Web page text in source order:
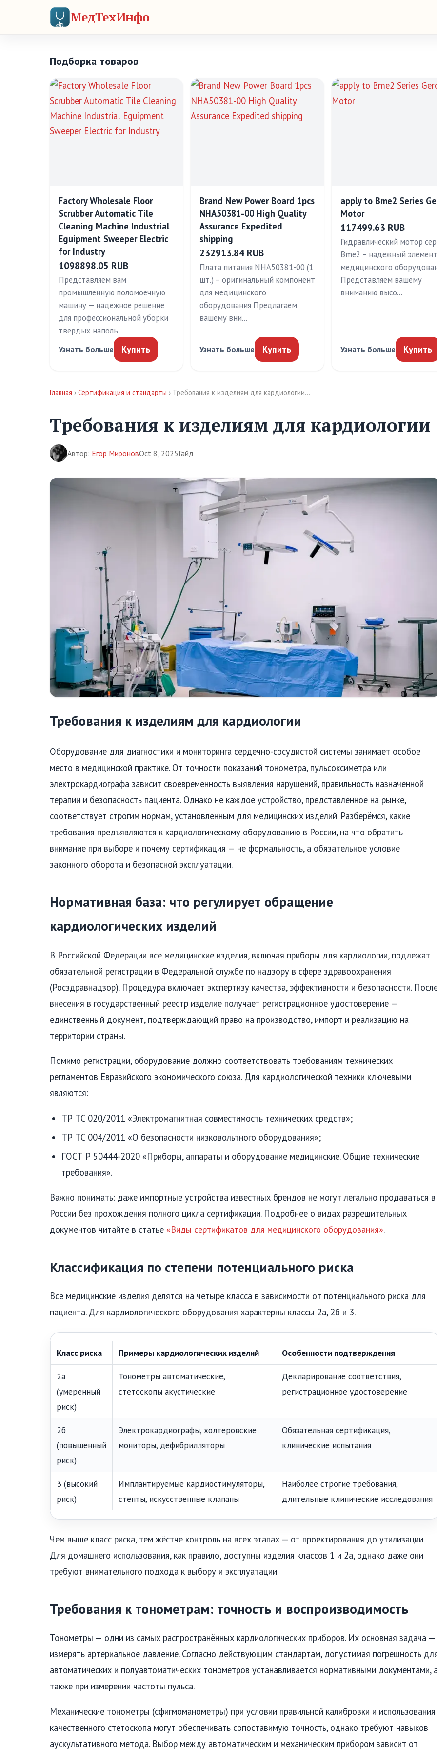
МедТехИнфо
Подборка товаров
Factory Wholesale Floor
Scrubber Automatic Tile
Cleaning Machine Industrial
Eguipment Sweeper Electric
for Industry
1098898.05 RUB
Представляем вам
промышленную поломоечную
машину — надежное решение
для профессиональной уборки
твердых наполь…
Узнать больше Купить
Brand New Power Board 1pcs
NHA50381-00 High Quality
Assurance Expedited
shipping
232913.84 RUB
Плата питания NHA50381-00 (1
шт.) – оригинальный компонент
для медицинского
оборудования Предлагаем
вашему вни…
Узнать больше Купить
apply to Bme2 Series
Motor
117499.63 RUB
Гидравлический мотор
Bme2 – надежный элемент
медицинского
Представляем вашему
вниманию высо…
Узнать больше Купить
Главная › Сертификация и стандарты › Требования к изделиям для кардиологии…
Требования к изделиям для кардиологии
Автор: Егор МироновOct 8, 2025Гайд
Требования к изделиям для кардиологии
Оборудование для диагностики и мониторинга сердечно-сосудистой системы занимает особое
место в медицинской практике. От точности показаний тонометра, пульсоксиметра или
электрокардиографа зависит своевременность выявления нарушений, правильность назначенной
терапии и безопасность пациента. Однако не каждое устройство, представленное на рынке,
соответствует строгим нормам, установленным для медицинских изделий. Разберёмся, какие
требования предъявляются к кардиологическому оборудованию в России, на что обратить
внимание при выборе и почему сертификация — не формальность, а обязательное условие
законного оборота и безопасной эксплуатации.
Нормативная база: что регулирует обращение
кардиологических изделий
В Российской Федерации все медицинские изделия, включая приборы для кардиологии, подлежат
обязательной регистрации в Федеральной службе по надзору в сфере здравоохранения
(Росздравнадзор). Процедура включает экспертизу качества, эффективности и безопасности.
внесения в государственный реестр изделие получает регистрационное удостоверение —
единственный документ, подтверждающий право на производство, импорт и реализацию на
территории страны.
Помимо регистрации, оборудование должно соответствовать требованиям технических
регламентов Евразийского экономического союза. Для кардиологической техники ключевыми
являются:
ТР ТС 020/2011 «Электромагнитная совместимость технических средств»;
ТР ТС 004/2011 «О безопасности низковольтного оборудования»;
ГОСТ Р 50444-2020 «Приборы, аппараты и оборудование медицинские. Общие технические
требования».
Важно понимать: даже импортные устройства известных брендов не могут легально продаваться в
России без прохождения полного цикла сертификации. Подробнее о видах разрешительных
документов читайте в статье «Виды сертификатов для медицинского оборудования».
Классификация по степени потенциального риска
Все медицинские изделия делятся на четыре класса в зависимости от потенциального риска для
пациента. Для кардиологического оборудования характерны классы 2а, 2б и 3.
Класс риска Примеры кардиологических изделий Особенности подтверждения
2a
(умеренный
риск)
Тонометры автоматические,
стетоскопы акустические
Декларирование соответствия,
регистрационное удостоверение
2б
(повышенный
риск)
Электрокардиографы, холтеровские
мониторы, дефибрилляторы
Обязательная сертификация,
клинические испытания
3 (высокий
риск)
Имплантируемые кардиостимуляторы,
стенты, искусственные клапаны
Наиболее строгие требования,
длительные клинические исследования
Чем выше класс риска, тем жёстче контроль на всех этапах — от проектирования до утилизации.
Для домашнего использования, как правило, доступны изделия классов 1 и 2а, однако даже они
требуют внимательного подхода к выбору и эксплуатации.
Требования к тонометрам: точность и воспроизводимость
Тонометры — одни из самых распространённых кардиологических приборов. Их основная задача —
измерять артериальное давление. Согласно действующим стандартам, допустимая погрешность
автоматических и полуавтоматических тонометров устанавливается нормативными документами,
также при измерении частоты пульса.
Механические тонометры (сфигмоманометры) при условии правильной калибровки и использования
качественного стетоскопа могут обеспечивать сопоставимую точность, однако требуют навыков
аускультативного метода. Выбор между автоматическим и механическим прибором зависит от